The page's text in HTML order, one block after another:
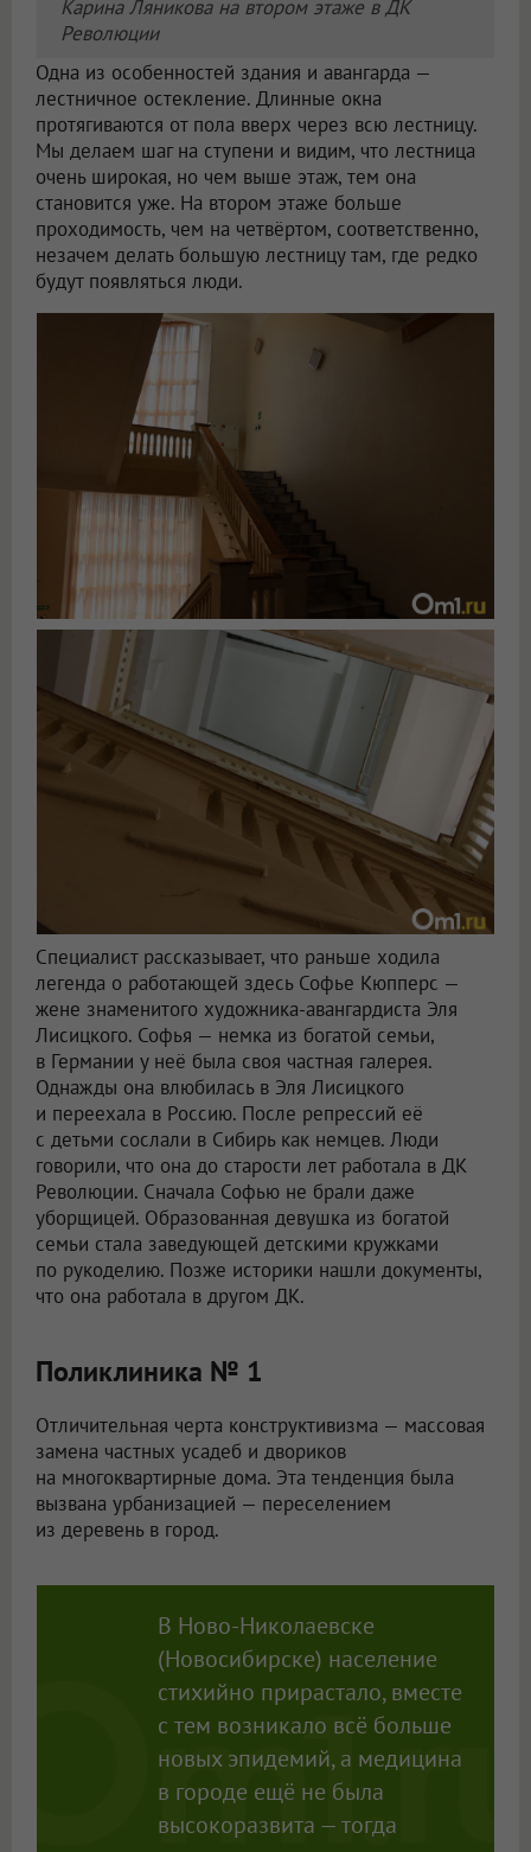
Карина Ляникова на втором этаже в ДК
Революции
Одна из особенностей здания и авангарда —
лестничное остекление. Длинные окна
протягиваются от пола вверх через всю лестницу.
Мы делаем шаг на ступени и видим, что лестница
очень широкая, но чем выше этаж, тем она
становится уже. На втором этаже больше
проходимость, чем на четвёртом, соответственно,
незачем делать большую лестницу там, где редко
будут появляться люди.
Специалист рассказывает, что раньше ходила
легенда о работающей здесь Софье Кюпперс —
жене знаменитого художника-авангардиста Эля
Лисицкого. Софья — немка из богатой семьи,
в Германии у неё была своя частная галерея.
Однажды она влюбилась в Эля Лисицкого
и переехала в Россию. После репрессий её
с детьми сослали в Сибирь как немцев. Люди
говорили, что она до старости лет работала в ДК
Революции. Сначала Софью не брали даже
уборщицей. Образованная девушка из богатой
семьи стала заведующей детскими кружками
по рукоделию. Позже историки нашли документы,
что она работала в другом ДК.
Поликлиника № 1
Отличительная черта конструктивизма — массовая
замена частных усадеб и двориков
на многоквартирные дома. Эта тенденция была
вызвана урбанизацией — переселением
из деревень в город.
В Ново-Николаевске
(Новосибирске) население
стихийно прирастало, вместе
с тем возникало всё больше
новых эпидемий, а медицина
в городе ещё не была
высокоразвита — тогда